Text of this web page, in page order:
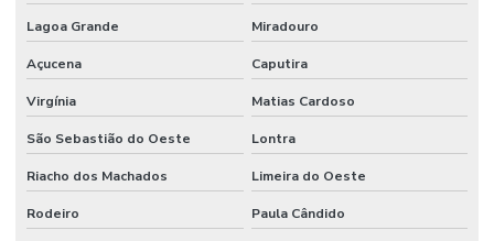
Lagoa Grande Miradouro
Açucena Caputira
Virgínia Matias Cardoso
São Sebastião do Oeste Lontra
Riacho dos Machados Limeira do Oeste
Rodeiro Paula Cândido